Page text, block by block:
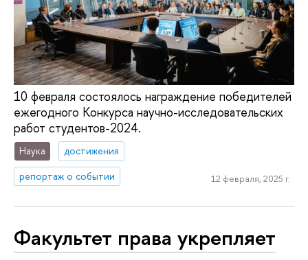
10 февраля состоялось награждение победителей
ежегодного Конкурса научно-исследовательских
работ студентов-2024.
Наука
достижения
репортаж о событии
12 февраля, 2025 г.
Факультет права укрепляет